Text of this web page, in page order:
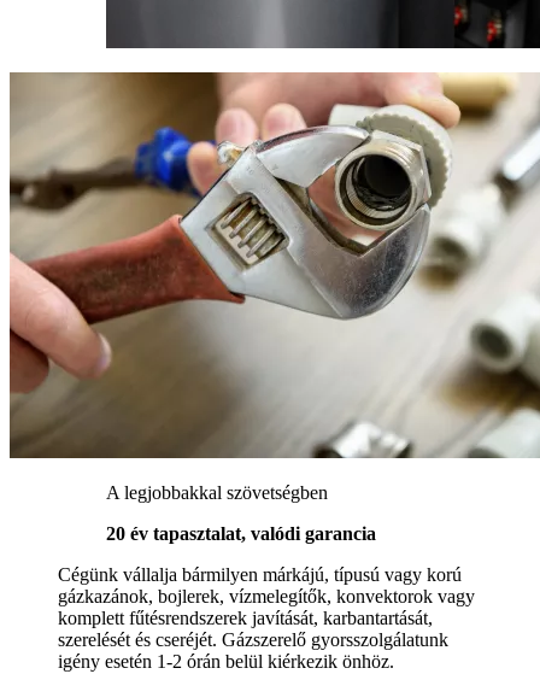
A legjobbakkal szövetségben
20 év tapasztalat, valódi garancia
Cégünk vállalja bármilyen márkájú, típusú vagy korú
gázkazánok, bojlerek, vízmelegítők, konvektorok vagy
komplett fűtésrendszerek javítását, karbantartását,
szerelését és cseréjét. Gázszerelő gyorsszolgálatunk
igény esetén 1-2 órán belül kiérkezik önhöz.